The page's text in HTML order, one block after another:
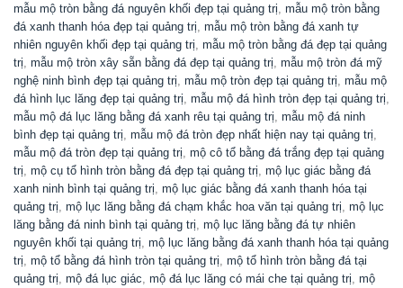
mẫu mộ tròn bằng đá nguyên khối đẹp tại quảng trị mẫu mộ tròn bằng
đá xanh thanh hóa đẹp tại quảng trị mẫu mộ tròn bằng đá xanh tự
nhiên nguyên khối đẹp tại quảng trị mẫu mộ tròn bằng đá đẹp tại quảng
trị mẫu mộ tròn xây sẵn bằng đá đẹp tại quảng trị mẫu mộ tròn đá mỹ
nghệ ninh bình đẹp tại quảng trị mẫu mộ tròn đẹp tại quảng trị mẫu mộ
đá hình lục lăng đẹp tại quảng trị mẫu mộ đá hình tròn đẹp tại quảng trị
mẫu mộ đá lục lăng bằng đá xanh rêu tại quảng trị mẫu mộ đá ninh
bình đẹp tại quảng trị mẫu mộ đá tròn đẹp nhất hiện nay tại quảng trị
mẫu mộ đá tròn đẹp tại quảng trị mộ cô tổ bằng đá trắng đẹp tại quảng
trị mộ cụ tổ hình tròn bằng đá đẹp tại quảng trị mộ lục giác bằng đá
xanh ninh bình tại quảng trị mộ lục giác bằng đá xanh thanh hóa tại
quảng trị mộ lục lăng bằng đá chạm khắc hoa văn tại quảng trị mộ lục
lăng bằng đá ninh bình tại quảng trị mộ lục lăng bằng đá tự nhiên
nguyên khối tại quảng trị mộ lục lăng bằng đá xanh thanh hóa tại quảng
trị mộ tổ bằng đá hình tròn tại quảng trị mộ tổ hình tròn bằng đá tại
quảng trị mộ đá lục giác mộ đá lục lăng có mái che tại quảng trị mộ